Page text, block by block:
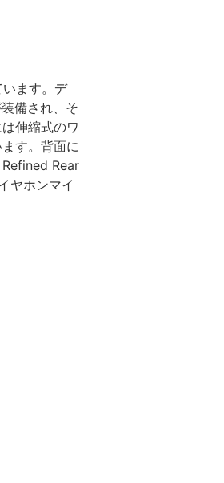
ます。デ
備され、そ
伸縮式のワ
す。背面に
Rear
ヤホンマイ